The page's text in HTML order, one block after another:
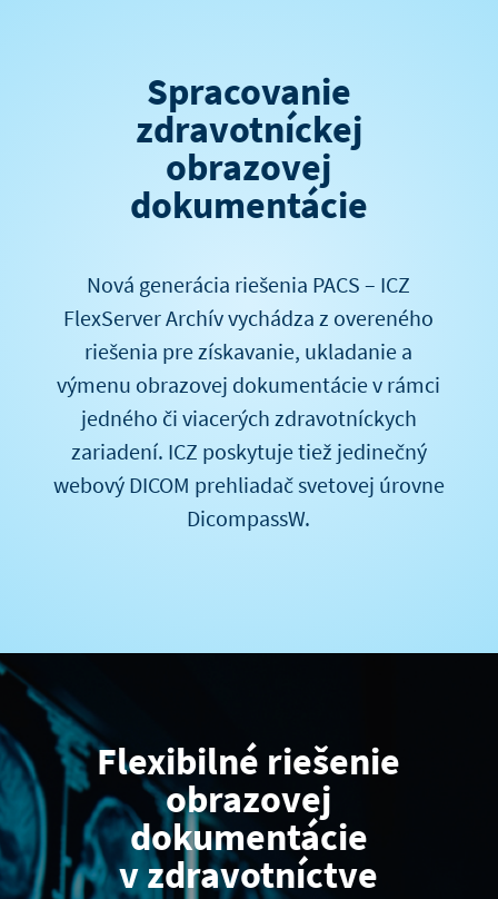
Spracovanie
zdravotníckej
obrazovej
dokumentácie
Nová generácia riešenia PACS – ICZ
FlexServer Archív vychádza z overeného
riešenia pre získavanie, ukladanie a
výmenu obrazovej dokumentácie v rámci
jedného či viacerých zdravotníckych
zariadení. ICZ poskytuje tiež jedinečný
webový DICOM prehliadač svetovej úrovne
DicompassW.
Flexibilné riešenie
obrazovej
dokumentácie
v zdravotníctve